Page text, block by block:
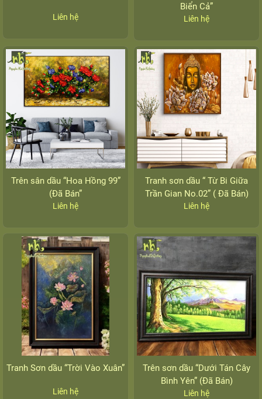
Liên hệ
Biển Cả”
Liên hệ
Trên sân dầu “Hoa Hồng 99”
(Đã Bán”
Liên hệ
Tranh sơn dầu “ Từ Bi Giữa
Trần Gian No.02” ( Đã Bán)
Liên hệ
Tranh Sơn dầu “Trời Vào Xuân”
Liên hệ
Trên sơn dầu “Dưới Tán Cây
Bình Yên” (Đã Bán)
Liên hệ